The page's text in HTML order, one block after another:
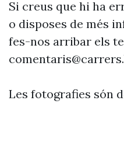
Si creus que hi ha
o disposes de més
fes-nos arribar els
Les fotografies són